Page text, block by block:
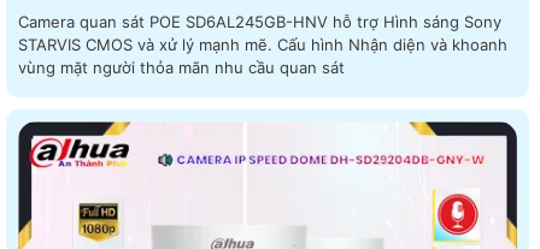
Camera quan sát POE SD6AL245GB-HNV hỗ trợ Hình sáng Sony
STARVIS CMOS và xử lý mạnh mẽ. Cấu hình Nhận diện và khoanh
vùng mặt người thỏa mãn nhu cầu quan sát